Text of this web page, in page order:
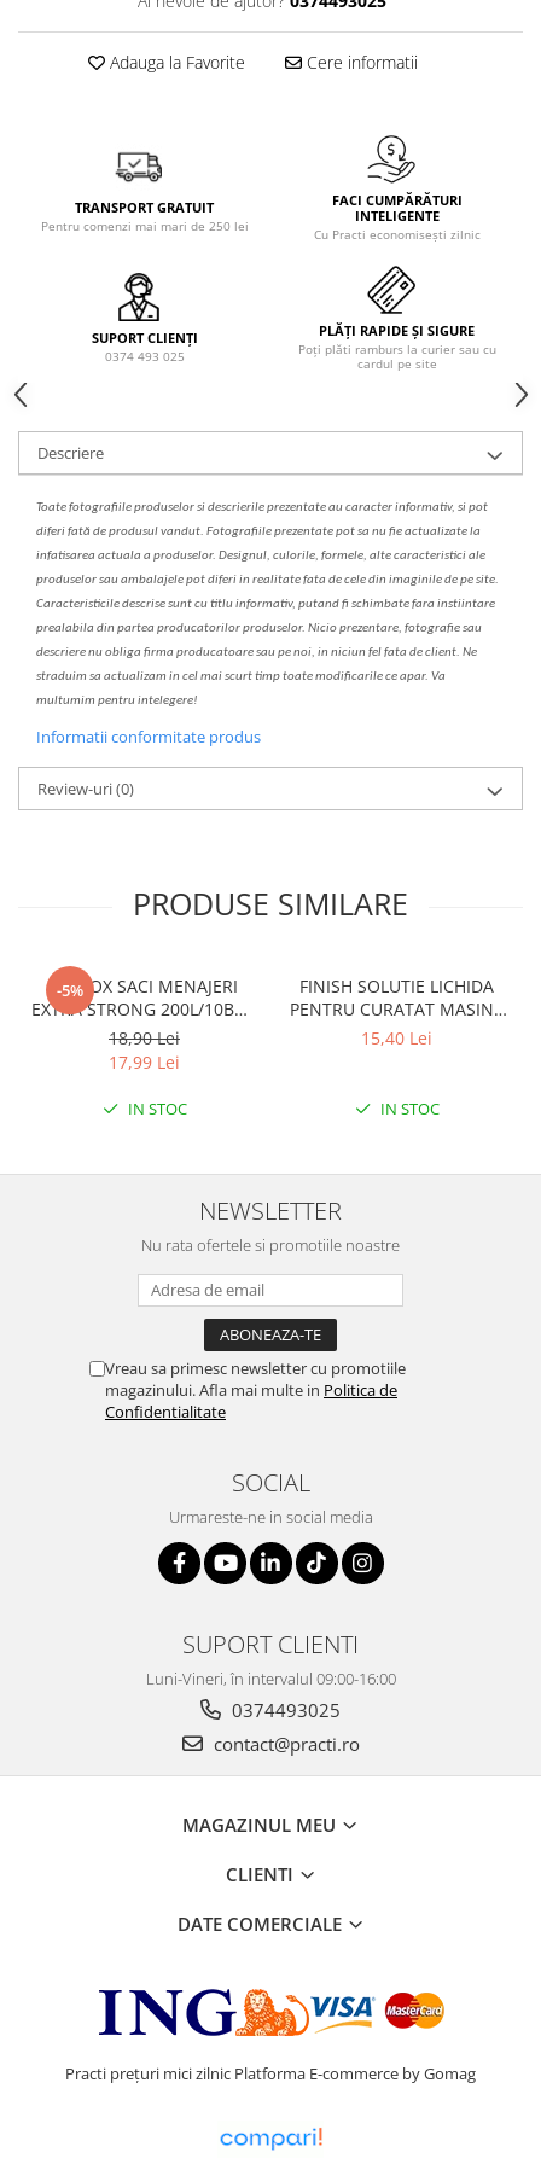
Solutie de indepartat rugina si
calcar
pentru par, masca de par
Adauga la Favorite Cere informatii
TRANSPORT GRATUIT
Pentru comenzi mai mari de 250 lei
FACI CUMPĂRĂTURI
INTELIGENTE
Cu Practi economisești zilnic
SUPORT CLIENȚI
0374 493 025
PLĂȚI RAPIDE ȘI SIGURE
Poți plăti ramburs la curier sau cu
cardul pe site
Descriere
Toate fotografiile produselorsidescrierileprezentate au caracter informativ, si pot
diferi fată de produsul vandut. Fotografiile prezentate pot sa nu fie actualizate la
infatisarea actuala a produselor. Designul, culorile, formele, alte caracteristici ale
produselor sau ambalajele pot diferi in realitate fata de cele din imaginile de pe site.
Caracteristicile descrise sunt cu titlu informativ, putand fi schimbate fara instiintare
prealabila din partea producatorilor produselor. Nicio prezentare, fotografie sau
descriere nu obliga firma producatoare sau pe noi, in niciun fel fata de client. Ne
straduim sa actualizam in cel mai scurt timp toate modificarile ce apar. Va
multumim pentru intelegere!
Informatii conformitate produs
Review-uri(0)
PRODUSE SIMILARE
-5%
CLINOX SACI MENAJERI
EXTRA STRONG 200L/10BUC
LDPE NEGRI (90*122CM)
ETICHETA MOV
18,90 Lei
17,99 Lei
IN STOC
FINISH SOLUTIE LICHIDA
PENTRU CURATAT MASINA
DE SPALAT VASE 250ML
15,40 Lei
IN STOC
NEWSLETTER
Nu rata ofertele si promotiile noastre
Vreau sa primesc newsletter cu promotiile
magazinului. Afla mai multe in Politica de
Confidentialitate
SOCIAL
Urmareste-ne in social media
SUPORT CLIENTI
Luni-Vineri, în intervalul 09:00-16:00
0374493025
contact@practi.ro
MAGAZINUL MEU
CLIENTI
DATE COMERCIALE
Practi prețuri mici zilnic Platforma E-commerce by Gomag